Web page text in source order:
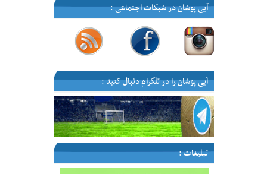
آبی پوشان در شبکات اجتماعی :
آبی پوشان را در تلگرام دنبال کنید :
تبلیغات :